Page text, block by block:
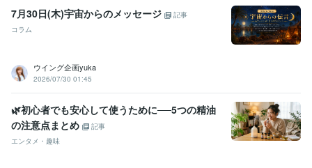
7月30日(木)宇宙からのメッセージ
記事
コラム
ウイング企画yuka
2026/07/30 01:45
🌿初心者でも安心して使うために──5つの精油
の注意点まとめ
記事
エンタメ・趣味